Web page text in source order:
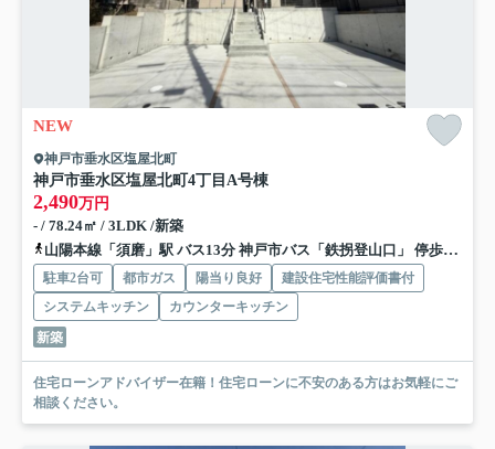
NEW
神戸市垂水区塩屋北町
神戸市垂水区塩屋北町4丁目 A号棟
2,490万円
- / 78.24㎡ / 3LDK /新築
山陽本線「須磨」駅 バス13分 神戸市バス「鉄拐登山口」 停歩10分
駐車2台可 都市ガス 陽当り良好
建設住宅性能評価書付
システムキッチン
カウンターキッチン
新築
住宅ローンアドバイザー在籍！住宅ローンに不安のある方はお気軽にご
相談ください。